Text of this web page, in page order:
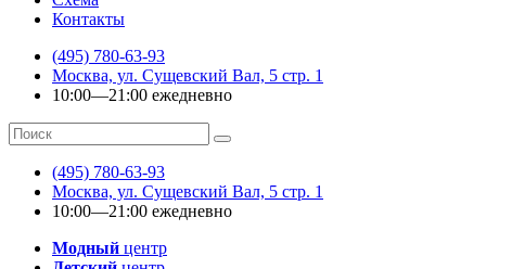
Контакты
(495) 780-63-93
Москва, ул. Сущевский Вал, 5 стр. 1
10:00—21:00 ежедневно
(495) 780-63-93
Москва, ул. Сущевский Вал, 5 стр. 1
10:00—21:00 ежедневно
Модный центр